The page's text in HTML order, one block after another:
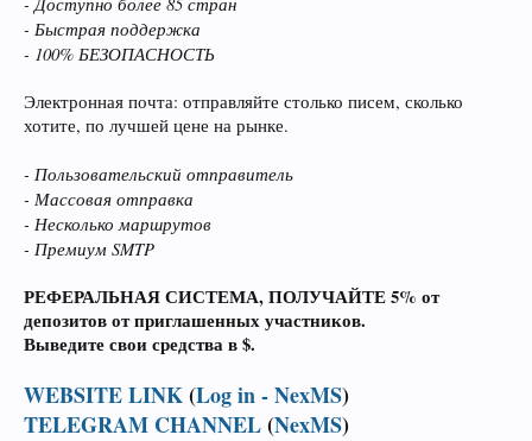
- Быстрая поддержка
- 100% БЕЗОПАСНОСТЬ
Электронная почта: отправляйте столько писем, сколько
хотите, по лучшей цене на рынке.
- Пользовательский отправитель
- Массовая отправка
- Несколько маршрутов
- Премиум SMTP
РЕФЕРАЛЬНАЯ СИСТЕМА, ПОЛУЧАЙТЕ 5% от
депозитов от приглашенных участников.
Выведите свои средства в $.
WEBSITE LINK(Log in - NexMS)
TELEGRAM CHANNEL(NexMS)